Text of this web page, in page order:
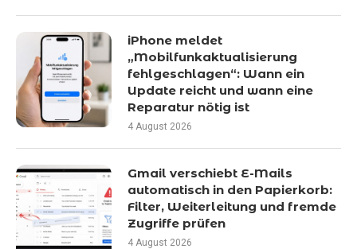
iPhone meldet
„Mobilfunkaktualisierung
fehlgeschlagen“: Wann ein
Update reicht und wann eine
Reparatur nötig ist
4 August 2026
Gmail verschiebt E-Mails
automatisch in den Papierkorb:
Filter, Weiterleitung und fremde
Zugriffe prüfen
4 August 2026